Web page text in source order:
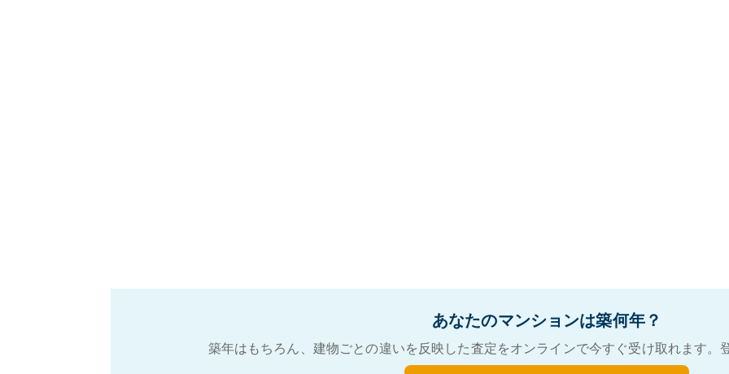
あなたのマンションは築何年？
築年はもちろん、建物ごとの違いを反映した査定をオンラインで今すぐ受け取れます。